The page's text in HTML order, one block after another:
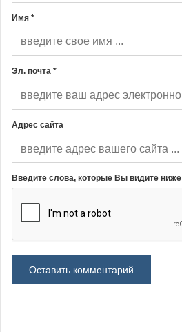
Имя *
Эл. почта *
Адрес сайта
Введите слова, которые Вы видите ниже